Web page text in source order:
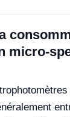
micro-